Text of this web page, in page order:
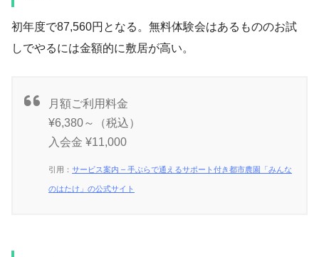
初年度で87,560円となる。無料体験会はあるもののお試
しでやるには金額的に敷居が高い。
月額ご利用料金
¥6,380～（税込）
入会金 ¥11,000
引用： サービス案内 – 手ぶらで通えるサポート付き都市農園「みんな
のはたけ」の公式サイト